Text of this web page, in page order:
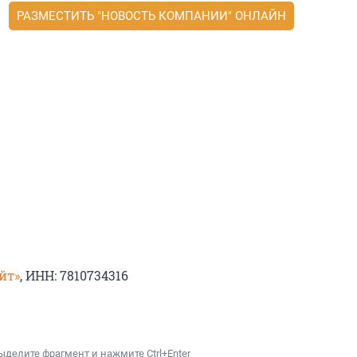
РАЗМЕСТИТЬ "НОВОСТЬ КОМПАНИИ" ОНЛАЙН
, ИНН: 7810734316
фрагмент и нажмите Ctrl+Enter